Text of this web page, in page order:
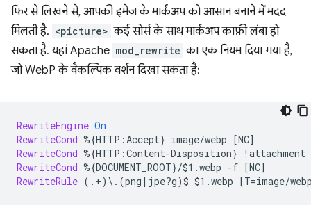
फिर से लिखने से, आपकी इमेज के मार्कअप को आसान बनाने में मदद
मिलती है. <picture> कई सोर्स के साथ मार्कअप काफ़ी लंबा हो
सकता है. यहां Apache mod_rewrite का एक नियम दिया गया है,
जो WebP के वैकल्पिक वर्शन दिखा सकता है:
RewriteEngine On
RewriteCond %{HTTP:Accept} image/webp
RewriteCond %{HTTP:Content-Disposition}
!attachment
RewriteCond %{DOCUMENT_ROOT}/$1.webp -f
RewriteRule (.+)\.(png|jpe?g)$ $1.webp